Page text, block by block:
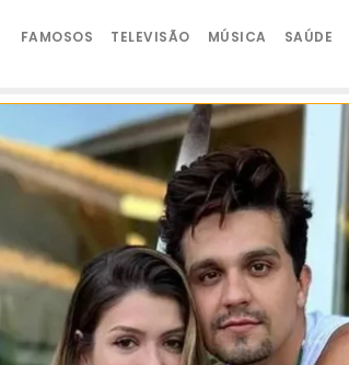
FAMOSOS TELEVISÃO MÚSICA SAÚDE